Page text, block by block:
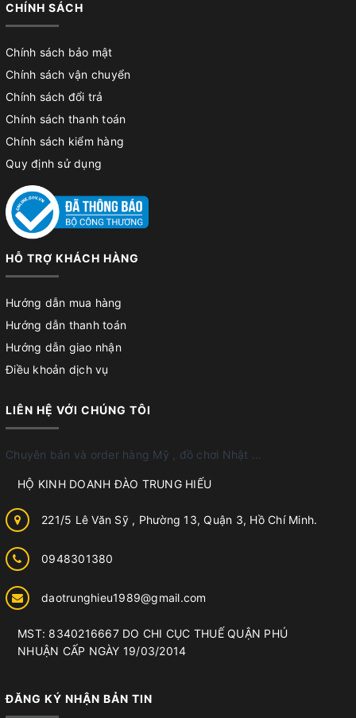
CHÍNH SÁCH
Chính sách bảo mật
Chính sách vận chuyển
Chính sách đổi trả
Chính sách thanh toán
Chính sách kiểm hàng
Quy định sử dụng
HỖ TRỢ KHÁCH HÀNG
Hướng dẫn mua hàng
Hướng dẫn thanh toán
Hướng dẫn giao nhận
Điều khoản dịch vụ
LIÊN HỆ VỚI CHÚNG TÔI
Chuyên bán và order hàng Mỹ , đồ chơi Nhật ...
HỘ KINH DOANH ĐÀO TRUNG HIẾU
221/5 Lê Văn Sỹ , Phường 13, Quận 3, Hồ Chí Minh.
0948301380
daotrunghieu1989@gmail.com
MST: 8340216667 DO CHI CỤC THUẾ QUẬN PHÚ
NHUẬN CẤP NGÀY 19/03/2014
ĐĂNG KÝ NHẬN BẢN TIN